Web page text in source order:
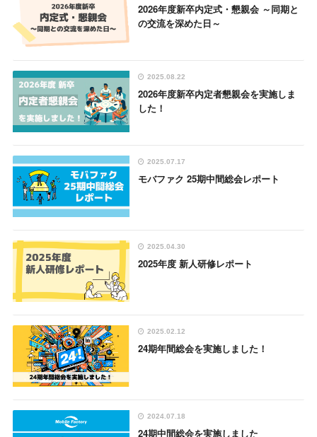
2026年度新卒内定式・懇親会 ～同期と
の交流を深めた日～
2025.08.22
2026年度新卒内定者懇親会を実施しま
した！
2025.07.17
モバファク 25期中間総会レポート
2025.04.30
2025年度 新人研修レポート
2025.02.12
24期年間総会を実施しました！
2024.07.18
24期中間総会を実施しました